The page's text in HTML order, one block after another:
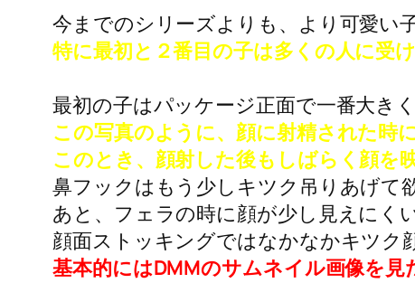
今までのシリーズよりも、より可愛い
特に最初と２番目の子は多くの人に受
最初の子はパッケージ正面で一番大き
この写真のように、顔に射精された時
このとき、顔射した後もしばらく顔を
鼻フックはもう少しキツク吊りあげて
あと、フェラの時に顔が少し見えにく
顔面ストッキングではなかなかキツク
基本的にはDMMのサムネイル画像を